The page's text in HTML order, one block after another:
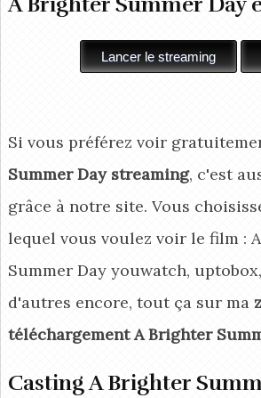
Si vous préférez voir
Summer Day streaming, c'est
grâce à notre site. Vous
lequel vous voulez voir le film :
Summer Day youwatch,
d'autres encore, tout ça sur ma
téléchargement A Brighter
Casting A Brighter